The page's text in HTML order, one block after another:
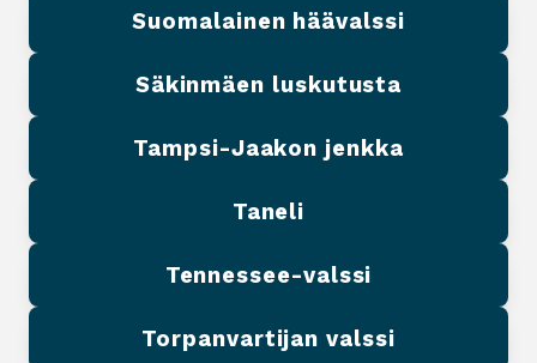
Suomalainen häävalssi
Säkinmäen luskutusta
Tampsi-Jaakon jenkka
Taneli
Tennessee-valssi
Torpanvartijan valssi